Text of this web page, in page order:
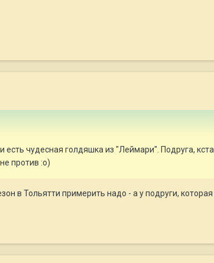
есть чудесная голдяшка из "Леймари". Подруга,
против :о)
в Тольятти примерить надо - а у подруги, которая